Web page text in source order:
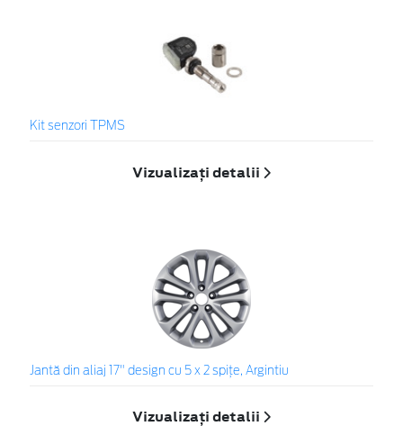
Kit senzori TPMS
Vizualizați detalii
Jantă din aliaj 17" design cu 5 x 2 spiţe, Argintiu
Vizualizați detalii